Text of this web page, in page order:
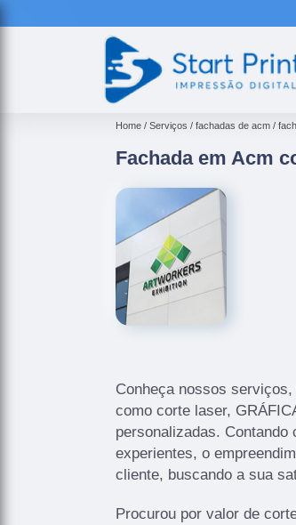
Home Serviços fachadas de acm
Fachada em Acm
Conheça nossos
como corte laser,
personalizadas.
experientes, o
cliente, buscando a sua
Procurou por valor de